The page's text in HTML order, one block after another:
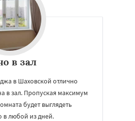
в зал
в Шаховской отлично
в зал. Пропуская максимум
будет выглядеть
в любой из дней.